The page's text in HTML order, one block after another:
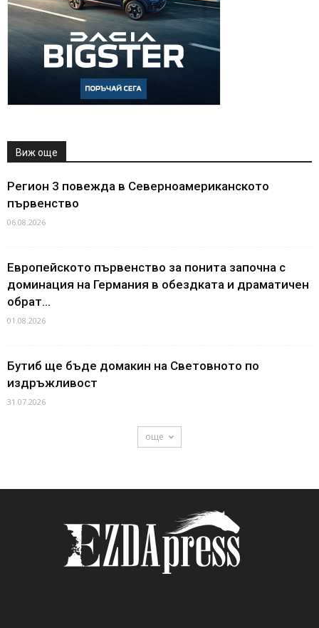
Виж още
Регион 3 повежда в Северноамериканското
първенство
06.08.2026
Европейското първенство за понита започна с
доминация на Германия в обездката и драматичен
обрат...
01.08.2026
Бутиб ще бъде домакин на Световното по
издръжливост
31.07.2026
още